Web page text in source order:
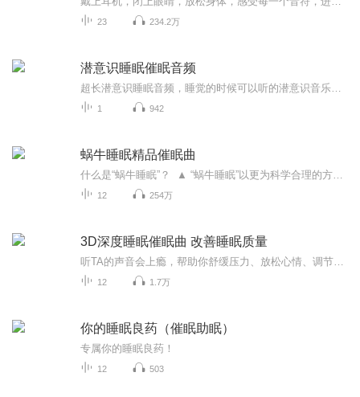
23 234.2万
潜意识睡眠催眠音频
1 942
蜗牛睡眠精品催眠曲
12 254万
3D深度睡眠催眠曲 改善睡眠质量
12 1.7万
你的睡眠良药（催眠助眠）
专属你的睡眠良药！
12 503